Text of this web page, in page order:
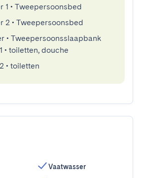
1 • Tweepersoonsbed
2 • Tweepersoonsbed
• Tweepersoonsslaapbank
• toiletten, douche
• toiletten
Vaatwasser